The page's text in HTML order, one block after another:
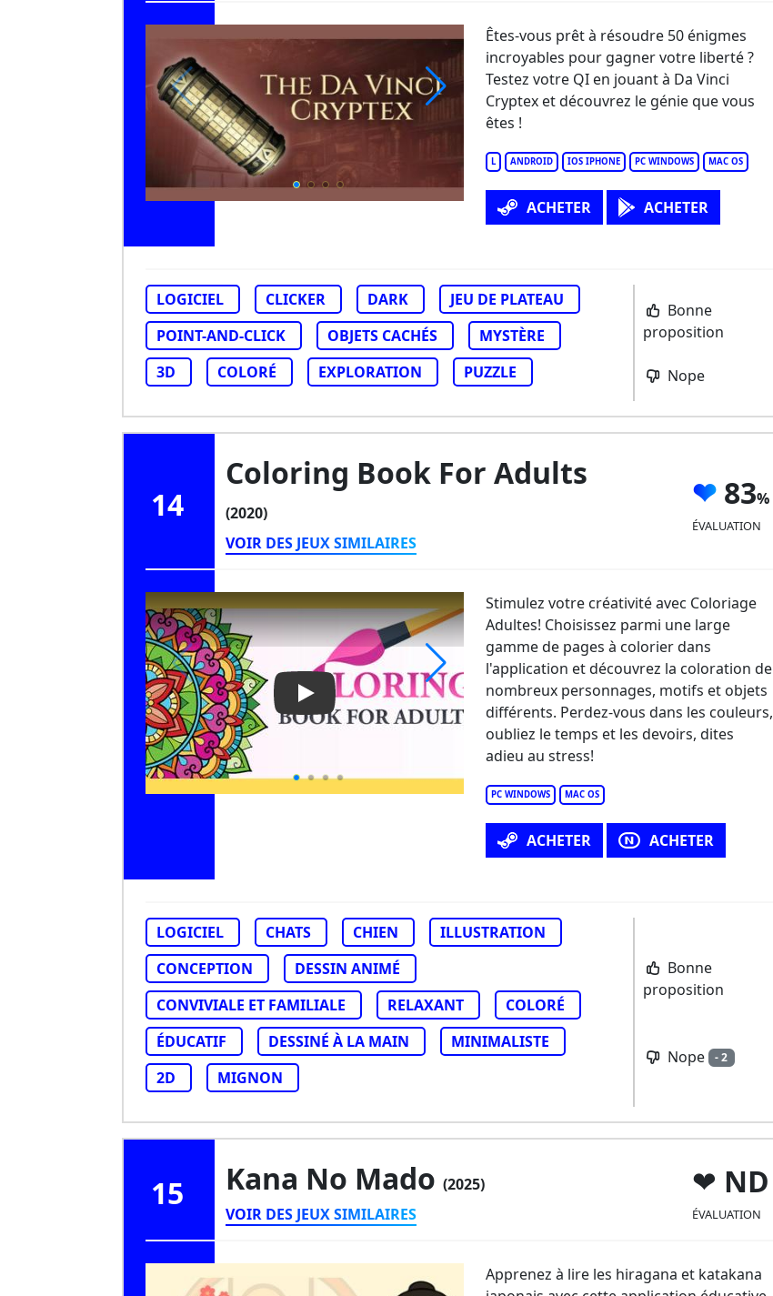
L ANDROID IOS IPHONE PC WINDOWS MAC OS
Êtes-vous prêt à résoudre 50 énigmes
incroyables pour gagner votre liberté ?
Testez votre QI en jouant à Da Vinci
Cryptex et découvrez le génie que vous
êtes !
ACHETER ACHETER
LOGICIEL CLICKER DARK
JEU DE PLATEAU
POINT-AND-CLICK
OBJETS CACHÉS
MYSTÈRE
3D
COLORÉ EXPLORATION PUZZLE
Bonne
proposition
Nope
14
Coloring Book For Adults
(2020)
VOIR DES JEUX SIMILAIRES
83
ÉVALUATION
Play Video: Coloring Book for Adults
PC WINDOWS MAC OS
Stimulez votre créativité avec Coloriage
Adultes! Choisissez parmi une large
gamme de pages à colorier dans
l'application et découvrez la coloration de
nombreux personnages, motifs et objets
différents. Perdez-vous dans les couleurs,
oubliez le temps et les devoirs, dites
adieu au stress!
ACHETER ACHETER
LOGICIEL CHATS CHIEN
ILLUSTRATION
CONCEPTION
DESSIN ANIMÉ
CONVIVIALE ET FAMILIALE
RELAXANT
COLORÉ
ÉDUCATIF
DESSINÉ À LA MAIN
MINIMALISTE
2D
MIGNON
Bonne
proposition
Nope - 2
15 Kana No Mado (2025)
VOIR DES JEUX SIMILAIRES
ND
ÉVALUATION
Apprenez à lire les hiragana et katakana